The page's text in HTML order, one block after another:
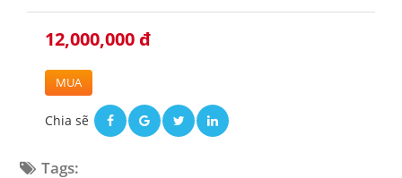
12,000,000 đ
MUA
Chia sẽ
Tags: